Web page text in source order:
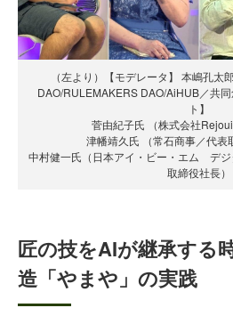
（左より）【モデレータ】 本嶋孔太
DAO/RULEMAKERS DAO/AiHUB／共
ト】
菅由紀子氏 （株式会社Rejoui
津幡靖久氏 （常石商事／代表
中村健一氏（日本アイ・ビー・エム デ
取締役社長）
匠の技をAIが継承する
造「やまや」の実践